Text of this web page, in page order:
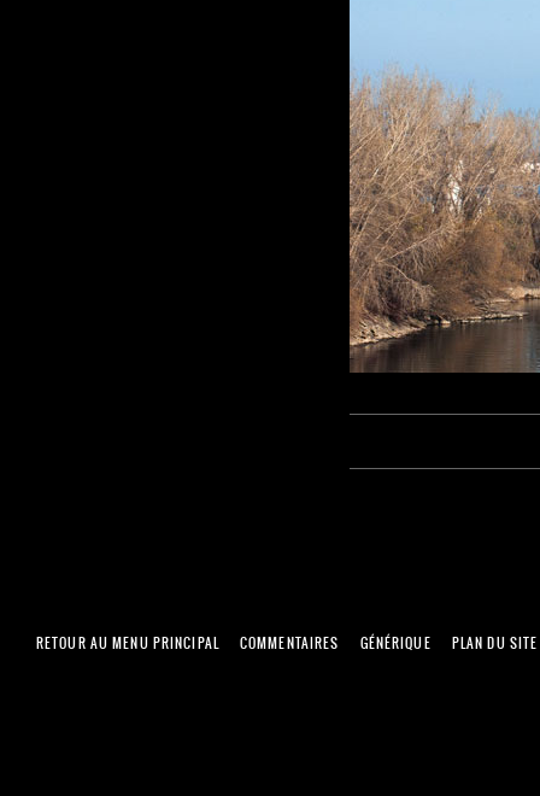
RETOUR AU MENU PRINCIPAL COMMENTAIRES GÉNÉRIQUE PLAN DU SITE